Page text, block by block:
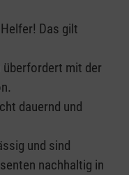
Das gilt
überfordert mit der
dauernd und
und sind
nachhaltig in